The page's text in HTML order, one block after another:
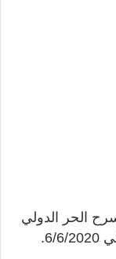
المسرح الحر الدولي